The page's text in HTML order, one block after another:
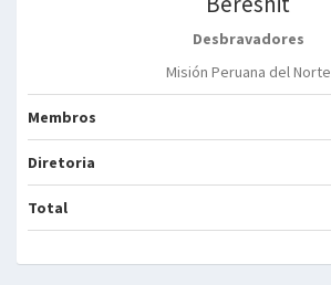
Desbravadores
Misión Peruana del Norte
Membros
Diretoria
Total